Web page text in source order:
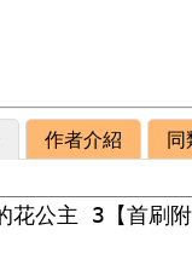
作者介紹 同